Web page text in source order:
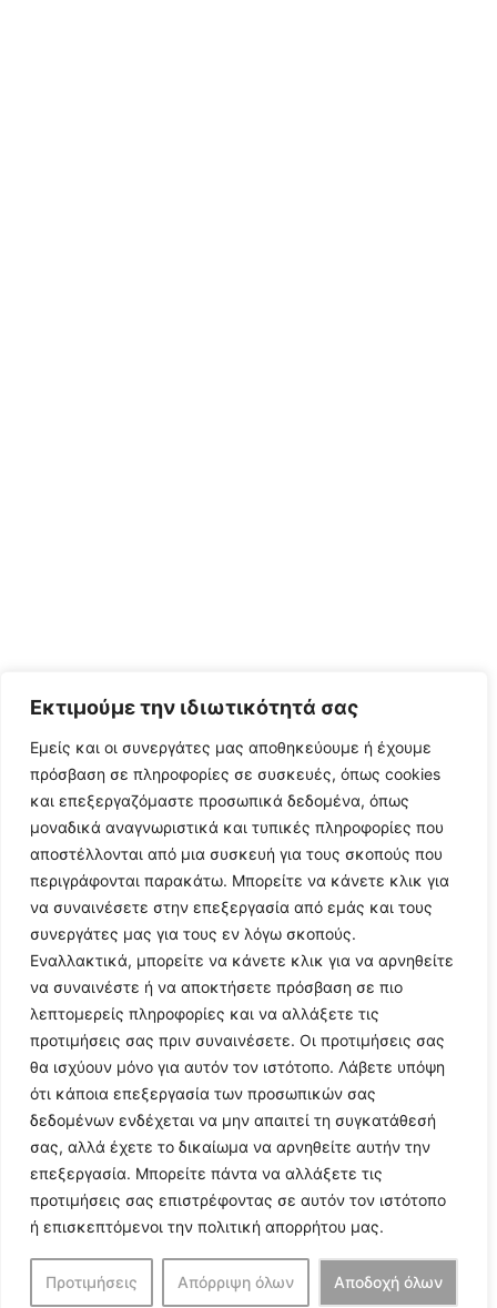
Εκτιμούμε την ιδιωτικότητά σας
Εμείς και οι συνεργάτες μας αποθηκεύουμε ή έχουμε
πρόσβαση σε πληροφορίες σε συσκευές, όπως cookies
και επεξεργαζόμαστε προσωπικά δεδομένα, όπως
μοναδικά αναγνωριστικά και τυπικές πληροφορίες που
αποστέλλονται από μια συσκευή για τους σκοπούς που
περιγράφονται παρακάτω. Μπορείτε να κάνετε κλικ για
να συναινέσετε στην επεξεργασία από εμάς και τους
συνεργάτες μας για τους εν λόγω σκοπούς.
Εναλλακτικά, μπορείτε να κάνετε κλικ για να αρνηθείτε
να συναινέστε ή να αποκτήσετε πρόσβαση σε πιο
λεπτομερείς πληροφορίες και να αλλάξετε τις
προτιμήσεις σας πριν συναινέσετε. Οι προτιμήσεις σας
θα ισχύουν μόνο για αυτόν τον ιστότοπο. Λάβετε υπόψη
ότι κάποια επεξεργασία των προσωπικών σας
δεδομένων ενδέχεται να μην απαιτεί τη συγκατάθεσή
σας, αλλά έχετε το δικαίωμα να αρνηθείτε αυτήν την
επεξεργασία. Μπορείτε πάντα να αλλάξετε τις
προτιμήσεις σας επιστρέφοντας σε αυτόν τον ιστότοπο
ή επισκεπτόμενοι την πολιτική απορρήτου μας.
Προτιμήσεις Απόρριψη όλων Αποδοχή όλων